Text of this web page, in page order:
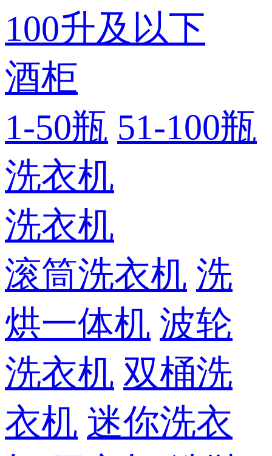
100升及以下
酒柜
1-50瓶 51-100瓶
洗衣机
洗衣机
滚筒洗衣机 洗
烘一体机 波轮
洗衣机 双桶洗
衣机 迷你洗衣